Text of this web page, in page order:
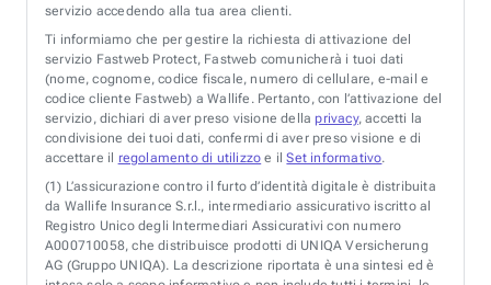
servizio accedendo alla tua area clienti.
Ti informiamo che per gestire la richiesta di attivazione del
servizio Fastweb Protect, Fastweb comunicherà i tuoi dati
(nome, cognome, codice fiscale, numero di cellulare, e-mail e
codice cliente Fastweb) a Wallife. Pertanto, con l’attivazione del
servizio, dichiari di aver preso visione della privacy, accetti la
condivisione dei tuoi dati, confermi di aver preso visione e di
accettare il regolamento di utilizzo e ilSet informativo.
(1) L’assicurazione contro il furto d’identità digitale è distribuita
da Wallife Insurance S.r.l., intermediario assicurativo iscritto al
Registro Unico degli Intermediari Assicurativi con numero
A000710058, che distribuisce prodotti di UNIQA Versicherung
AG (Gruppo UNIQA). La descrizione riportata è una sintesi ed è